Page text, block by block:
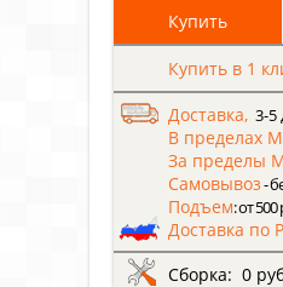
Купить в 1
Доставка, 3-5
В пределах
За пределы
Самовывоз-
Подъем: от 500
Доставка по
Сборка: 0